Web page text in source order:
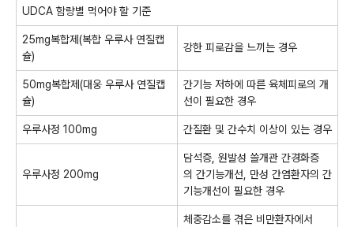
UDCA 함량별 먹어야 할 기준
25mg복합제(복합 우루사 연질캡
슐)
강한 피로감을 느끼는 경우
50mg복합제(대웅 우루사 연질캡
슐)
간기능 저하에 따른 육체피로의 개
선이 필요한 경우
우루사정 100mg 간질환 및 간수치 이상이 있는 경우
우루사정 200mg
담석증, 원발성 쓸개관 간경화증
의 간기능개선, 만성 간염환자의 간
기능개선이 필요한 경우
체중감소를 겪은 비만환자에서